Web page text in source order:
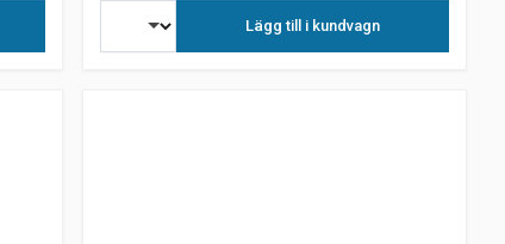
Lägg till i kundvagn